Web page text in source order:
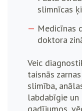
slimnīcas
Medicīnas
doktora
Veic
taisnās
slimība,
labdabīgie